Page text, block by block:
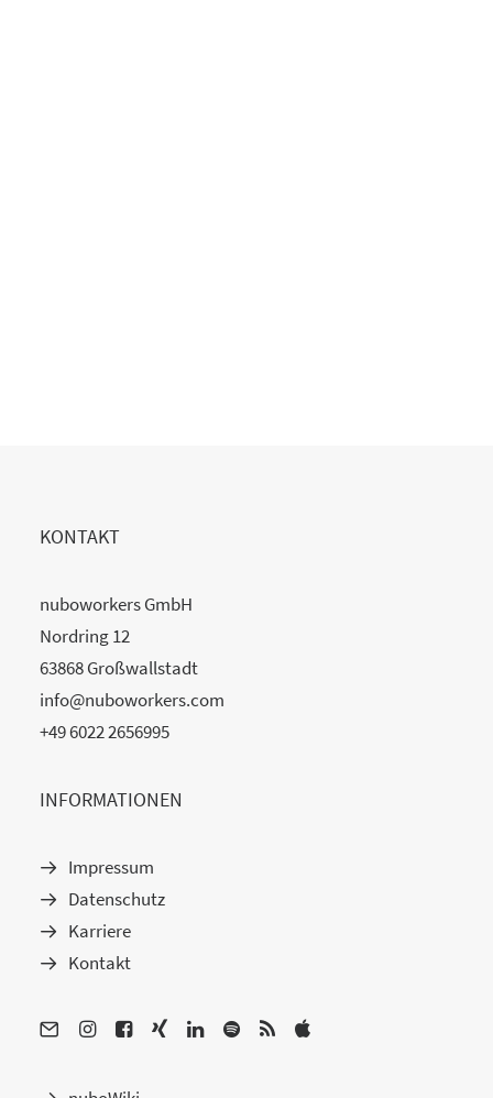
KONTAKT
nuboworkers GmbH
Nordring 12
63868 Großwallstadt
info@nuboworkers.com
+49 6022 2656995
INFORMATIONEN
Impressum
Datenschutz
Karriere
Kontakt